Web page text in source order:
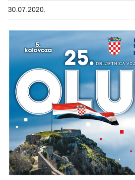
30.07.2020.